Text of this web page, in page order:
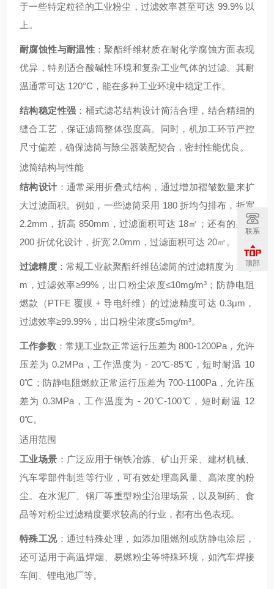
于一些特定粒径的工业粉尘，过滤效率甚至可达 99.9% 以
上。
耐腐蚀性与耐温性 ：聚酯纤维材质在耐化学腐蚀方面表现
优异，特别适合酸碱性环境和复杂工业气体的过滤。其耐
温通常可达 120°C，能在多种工业环境中稳定工作。
结构稳定性强 ：桶式滤芯结构设计简洁合理，结合精细的
缝合工艺，保证滤筒整体强度高。同时，机加工环节严控
尺寸偏差，确保滤筒与除尘器装配契合，密封性能优良。
滤筒结构与性能
结构设计 ：通常采用折叠式结构，通过增加褶皱数量来扩
大过滤面积。例如，一些滤筒采用 180 折均匀排布，折宽
2.2mm，折高 850mm，过滤面积可达 18㎡；还有的采用
200 折优化设计，折宽 2.0mm，过滤面积可达 20㎡。
过滤精度：常规工业款聚酯纤维毡滤筒的过滤精度为 1-5μ
m，过滤效率≥99%，出口粉尘浓度≤10mg/m³；防静电阻
燃款（PTFE 覆膜 + 导电纤维）的过滤精度可达 0.3μm，
过滤效率≥99.99%，出口粉尘浓度≤5mg/m³。
工作参数 ：常规工业款正常运行压差为 800-1200Pa，允许
压差为 0.2MPa，工作温度为 - 20℃-85℃，短时耐温 10
0℃；防静电阻燃款正常运行压差为 700-1100Pa，允许压
差为 0.3MPa，工作温度为 - 20℃-100℃，短时耐温 12
0℃。
适用范围
工业场景 ：广泛应用于钢铁冶炼、矿山开采、建材机械、
汽车零部件制造等行业，可有效处理高风量、高浓度的粉
尘。在水泥厂、钢厂等重型粉尘治理场景，以及制药、食
品等对粉尘过滤精度要求较高的行业，都有出色表现。
特殊工况：通过特殊处理，如添加阻燃剂或防静电涂层，
还可适用于高温焊烟、易燃粉尘等特殊环境，如汽车焊接
车间、锂电池厂等。
联系
顶部